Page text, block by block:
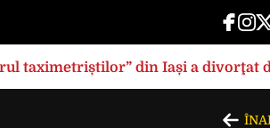
taximetriștilor” din Iași a divorţat